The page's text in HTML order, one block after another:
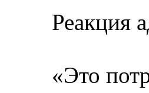
Реакция
«Это